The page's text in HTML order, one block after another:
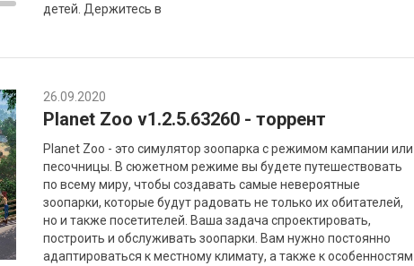
детей. Держитесь в
26.09.2020
Planet Zoo v1.2.5.63260 - торрент
Planet Zoo - это симулятор зоопарка с режимом кампании или
песочницы. В сюжетном режиме вы будете путешествовать
по всему миру, чтобы создавать самые невероятные
зоопарки, которые будут радовать не только их обитателей,
но и также посетителей. Ваша задача спроектировать,
построить и обслуживать зоопарки. Вам нужно постоянно
адаптироваться к местному климату, а также к особенностям